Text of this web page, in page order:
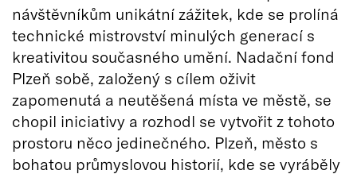
návštěvníkům unikátní zážitek, kde se prolíná
technické mistrovství minulých generací s
kreativitou současného umění. Nadační fond
Plzeň sobě, založený s cílem oživit
zapomenutá a neutěšená místa ve městě, se
chopil iniciativy a rozhodl se vytvořit z tohoto
prostoru něco jedinečného. Plzeň, město s
bohatou průmyslovou historií, kde se vyráběly